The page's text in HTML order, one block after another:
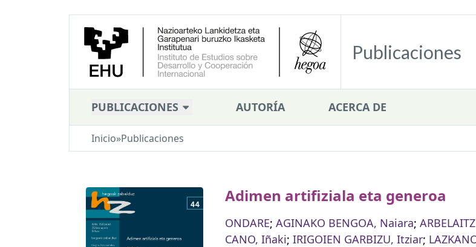
Publicaciones
PUBLICACIONES AUTORÍA ACERCA DE
Inicio»Publicaciones
Adimen artifiziala eta generoa
ONDARE; AGINAKO BENGOA, Naiara;
CANO, Iñaki; IRIGOIEN GARBIZU, Itziar;